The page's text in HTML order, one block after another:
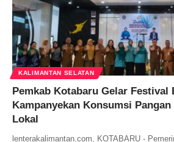
KALIMANTAN SELATAN
Pemkab Kotabaru Gelar Festival
Kampanyekan Konsumsi
Lokal
lenterakalimantan.com, KOTABARU -